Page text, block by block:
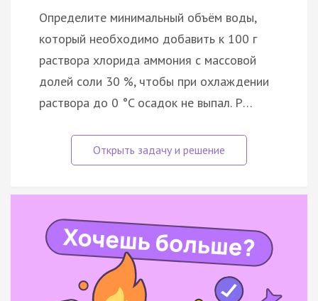
Определите минимальный объём воды,
который необходимо добавить к 100 г
раствора хлорида аммония с массовой
долей соли 30 %, чтобы при охлаждении
раствора до 0 °C осадок не выпал. Р…